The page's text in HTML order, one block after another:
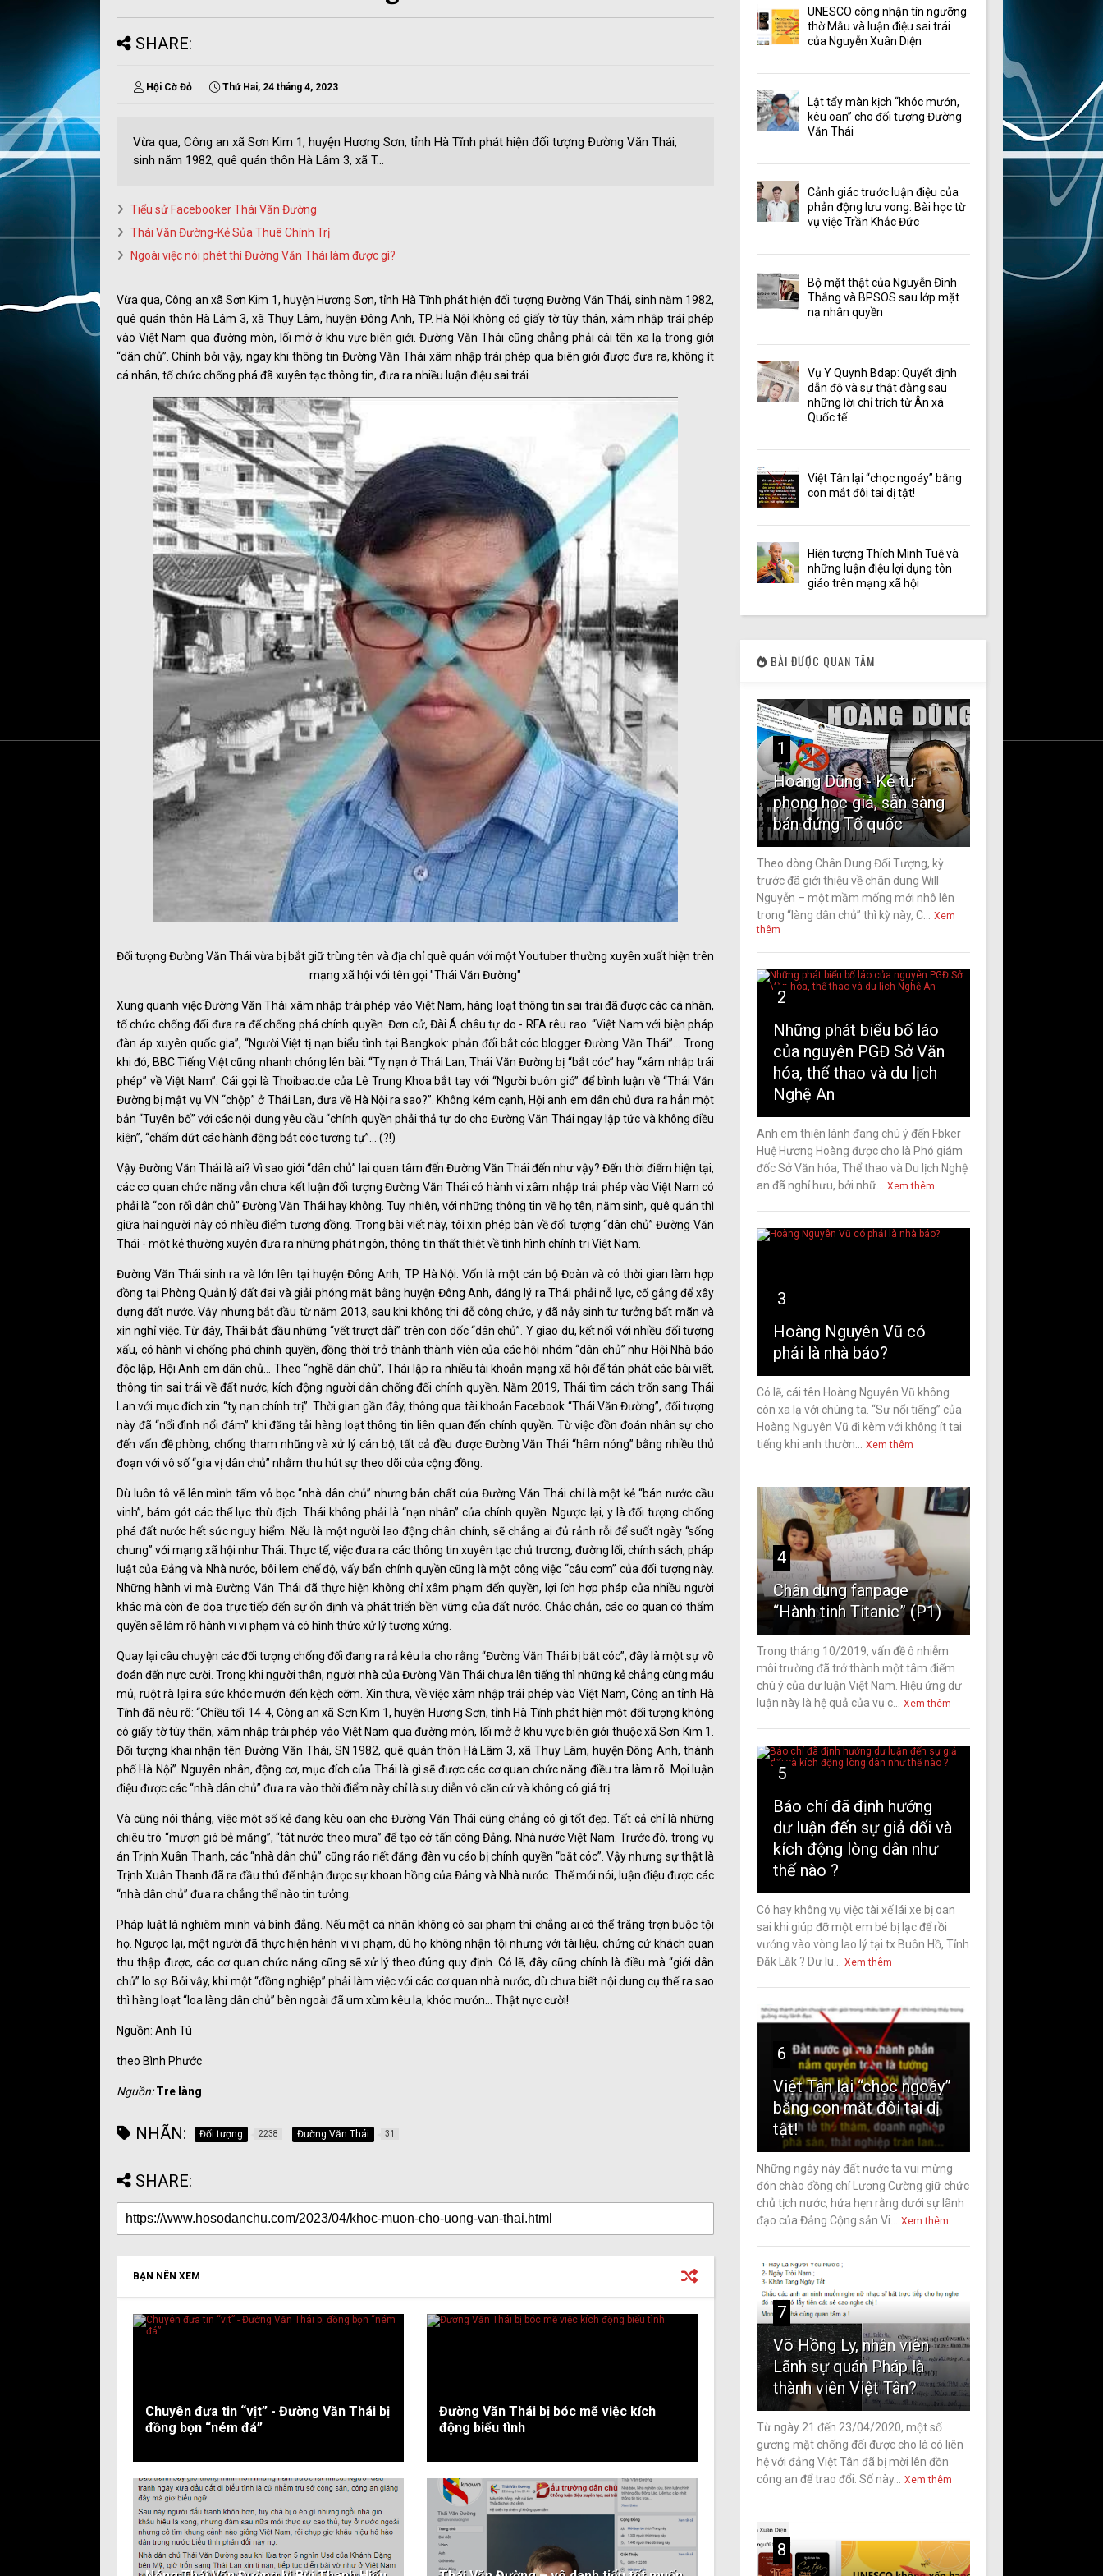
SHARE:
Hội Cờ Đỏ Thứ Hai, 24 tháng 4, 2023
Vừa qua, Công an xã Sơn Kim 1, huyện Hương Sơn, tỉnh Hà Tĩnh phát hiện đối tượng Đường Văn Thái,
sinh năm 1982, quê quán thôn Hà Lâm 3, xã T...
Tiểu sử Facebooker Thái Văn Đường
Thái Văn Đường-Kẻ Sủa Thuê Chính Trị
Ngoài việc nói phét thì Đường Văn Thái làm được gì?
Vừa qua, Công an xã Sơn Kim 1, huyện Hương Sơn, tỉnh Hà Tĩnh phát hiện đối tượng Đường Văn Thái, sinh năm 1982,
quê quán thôn Hà Lâm 3, xã Thụy Lâm, huyện Đông Anh, TP. Hà Nội không có giấy tờ tùy thân, xâm nhập trái phép
vào Việt Nam qua đường mòn, lối mở ở khu vực biên giới. Đường Văn Thái cũng chẳng phải cái tên xa lạ trong giới
“dân chủ”. Chính bởi vậy, ngay khi thông tin Đường Văn Thái xâm nhập trái phép qua biên giới được đưa ra, không ít
cá nhân, tổ chức chống phá đã xuyên tạc thông tin, đưa ra nhiều luận điệu sai trái.
Đối tượng Đường Văn Thái vừa bị bắt giữ trùng tên và địa chỉ quê quán với một Youtuber thường xuyên xuất hiện trên
mạng xã hội với tên gọi "Thái Văn Đường"
Xung quanh việc Đường Văn Thái xâm nhập trái phép vào Việt Nam, hàng loạt thông tin sai trái đã được các cá nhân,
tổ chức chống đối đưa ra để chống phá chính quyền. Đơn cử, Đài Á châu tự do - RFA rêu rao: “Việt Nam với biện pháp
đàn áp xuyên quốc gia”, “Người Việt tị nạn biểu tình tại Bangkok: phản đối bắt cóc blogger Đường Văn Thái”… Trong
khi đó, BBC Tiếng Việt cũng nhanh chóng lên bài: “Tỵ nạn ở Thái Lan, Thái Văn Đường bị “bắt cóc” hay “xâm nhập trái
phép” về Việt Nam”. Cái gọi là Thoibao.de của Lê Trung Khoa bắt tay với “Người buôn gió” để bình luận về “Thái Văn
Đường bị mật vụ VN “chộp” ở Thái Lan, đưa về Hà Nội ra sao?”. Không kém cạnh, Hội anh em dân chủ đưa ra hẳn một
bản “Tuyên bố” với các nội dung yêu cầu “chính quyền phải thả tự do cho Đường Văn Thái ngay lập tức và không điều
kiện”, “chấm dứt các hành động bắt cóc tương tự”… (?!)
Vậy Đường Văn Thái là ai? Vì sao giới “dân chủ” lại quan tâm đến Đường Văn Thái đến như vậy? Đến thời điểm hiện tại,
các cơ quan chức năng vẫn chưa kết luận đối tượng Đường Văn Thái có hành vi xâm nhập trái phép vào Việt Nam có
phải là “con rối dân chủ” Đường Văn Thái hay không. Tuy nhiên, với những thông tin về họ tên, năm sinh, quê quán thì
giữa hai người này có nhiều điểm tương đồng. Trong bài viết này, tôi xin phép bàn về đối tượng “dân chủ” Đường Văn
Thái - một kẻ thường xuyên đưa ra những phát ngôn, thông tin thất thiệt về tình hình chính trị Việt Nam.
Đường Văn Thái sinh ra và lớn lên tại huyện Đông Anh, TP. Hà Nội. Vốn là một cán bộ Đoàn và có thời gian làm hợp
đồng tại Phòng Quản lý đất đai và giải phóng mặt bằng huyện Đông Anh, đáng lý ra Thái phải nỗ lực, cố gắng để xây
dựng đất nước. Vậy nhưng bắt đầu từ năm 2013, sau khi không thi đỗ công chức, y đã nảy sinh tư tưởng bất mãn và
xin nghỉ việc. Từ đây, Thái bắt đầu những “vết trượt dài” trên con dốc “dân chủ”. Y giao du, kết nối với nhiều đối tượng
xấu, có hành vi chống phá chính quyền, đồng thời trở thành thành viên của các hội nhóm “dân chủ” như Hội Nhà báo
độc lập, Hội Anh em dân chủ… Theo “nghề dân chủ”, Thái lập ra nhiều tài khoản mạng xã hội để tán phát các bài viết,
thông tin sai trái về đất nước, kích động người dân chống đối chính quyền. Năm 2019, Thái tìm cách trốn sang Thái
Lan với mục đích xin “tỵ nạn chính trị”. Thời gian gần đây, thông qua tài khoản Facebook “Thái Văn Đường”, đối tượng
này đã “nổi đình nổi đám” khi đăng tải hàng loạt thông tin liên quan đến chính quyền. Từ việc đồn đoán nhân sự cho
đến vấn đề phòng, chống tham nhũng và xử lý cán bộ, tất cả đều được Đường Văn Thái “hâm nóng” bằng nhiều thủ
đoạn với vô số “gia vị dân chủ” nhằm thu hút sự theo dõi của cộng đồng.
Dù luôn tô vẽ lên mình tấm vỏ bọc “nhà dân chủ” nhưng bản chất của Đường Văn Thái chỉ là một kẻ “bán nước cầu
vinh”, bám gót các thế lực thù địch. Thái không phải là “nạn nhân” của chính quyền. Ngược lại, y là đối tượng chống
phá đất nước hết sức nguy hiểm. Nếu là một người lao động chân chính, sẽ chẳng ai đủ rảnh rỗi để suốt ngày “sống
chung” với mạng xã hội như Thái. Thực tế, việc đưa ra các thông tin xuyên tạc chủ trương, đường lối, chính sách, pháp
luật của Đảng và Nhà nước, bôi lem chế độ, vấy bẩn chính quyền cũng là một công việc “câu cơm” của đối tượng này.
Những hành vi mà Đường Văn Thái đã thực hiện không chỉ xâm phạm đến quyền, lợi ích hợp pháp của nhiều người
khác mà còn đe dọa trực tiếp đến sự ổn định và phát triển bền vững của đất nước. Chắc chắn, các cơ quan có thẩm
quyền sẽ làm rõ hành vi vi phạm và có hình thức xử lý tương xứng.
Quay lại câu chuyện các đối tượng chống đối đang ra rả kêu la cho rằng “Đường Văn Thái bị bắt cóc”, đây là một sự võ
đoán đến nực cười. Trong khi người thân, người nhà của Đường Văn Thái chưa lên tiếng thì những kẻ chẳng cùng máu
mủ, ruột rà lại ra sức khóc mướn đến kệch cỡm. Xin thưa, về việc xâm nhập trái phép vào Việt Nam, Công an tỉnh Hà
Tĩnh đã nêu rõ: “Chiều tối 14-4, Công an xã Sơn Kim 1, huyện Hương Sơn, tỉnh Hà Tĩnh phát hiện một đối tượng không
có giấy tờ tùy thân, xâm nhập trái phép vào Việt Nam qua đường mòn, lối mở ở khu vực biên giới thuộc xã Sơn Kim 1.
Đối tượng khai nhận tên Đường Văn Thái, SN 1982, quê quán thôn Hà Lâm 3, xã Thụy Lâm, huyện Đông Anh, thành
phố Hà Nội”. Nguyên nhân, động cơ, mục đích của Thái là gì sẽ được các cơ quan chức năng điều tra làm rõ. Mọi luận
điệu được các “nhà dân chủ” đưa ra vào thời điểm này chỉ là suy diễn vô căn cứ và không có giá trị.
Và cũng nói thẳng, việc một số kẻ đang kêu oan cho Đường Văn Thái cũng chẳng có gì tốt đẹp. Tất cả chỉ là những
chiêu trò “mượn gió bẻ măng”, “tát nước theo mưa” để tạo cớ tấn công Đảng, Nhà nước Việt Nam. Trước đó, trong vụ
án Trịnh Xuân Thanh, các “nhà dân chủ” cũng ráo riết đăng đàn vu cáo bị chính quyền “bắt cóc”. Vậy nhưng sự thật là
Trịnh Xuân Thanh đã ra đầu thú để nhận được sự khoan hồng của Đảng và Nhà nước. Thế mới nói, luận điệu được các
“nhà dân chủ” đưa ra chẳng thể nào tin tưởng.
Pháp luật là nghiêm minh và bình đẳng. Nếu một cá nhân không có sai phạm thì chẳng ai có thể trắng trợn buộc tội
họ. Ngược lại, một người đã thực hiện hành vi vi phạm, dù họ không nhận tội nhưng với tài liệu, chứng cứ khách quan
thu thập được, các cơ quan chức năng cũng sẽ xử lý theo đúng quy định. Có lẽ, đây cũng chính là điều mà “giới dân
chủ” lo sợ. Bởi vậy, khi một “đồng nghiệp” phải làm việc với các cơ quan nhà nước, dù chưa biết nội dung cụ thể ra sao
thì hàng loạt “loa làng dân chủ” bên ngoài đã um xùm kêu la, khóc mướn… Thật nực cười!
Nguồn: Anh Tú
theo Bình Phước
Nguồn: Tre làng
NHÃN: Đối tượng 2238 Đường Văn Thái 31
SHARE:
BẠN NÊN XEM
Chuyên đưa tin “vịt” - Đường Văn Thái bị
đồng bọn “ném đá”
Đường Văn Thái bị bóc mẽ việc kích
động biểu tình
UNESCO công nhận tín ngưỡng
thờ Mẫu và luận điệu sai trái
của Nguyễn Xuân Diện
Lật tẩy màn kịch “khóc mướn,
kêu oan” cho đối tượng Đường
Văn Thái
Cảnh giác trước luận điệu của
phản động lưu vong: Bài học từ
vụ việc Trần Khắc Đức
Bộ mặt thật của Nguyễn Đình
Thắng và BPSOS sau lớp mặt
nạ nhân quyền
Vụ Y Quynh Bdap: Quyết định
dẫn độ và sự thật đằng sau
những lời chỉ trích từ Ân xá
Quốc tế
Việt Tân lại “chọc ngoáy” bằng
con mắt đôi tai dị tật!
Hiện tượng Thích Minh Tuệ và
những luận điệu lợi dụng tôn
giáo trên mạng xã hội
BÀI ĐƯỢC QUAN TÂM
1
Hoàng Dũng - Kẻ tự
phong học giả, sẵn sàng
bán đứng Tổ quốc
Theo dòng Chân Dung Đối Tượng, kỳ
trước đã giới thiệu về chân dung Will
Nguyễn – một mầm mống mới nhô lên
trong “làng dân chủ” thì kỳ này, C...
Xem
thêm
2
Những phát biểu bố láo
của nguyên PGĐ Sở Văn
hóa, thể thao và du lịch
Nghệ An
Anh em thiện lành đang chú ý đến Fbker
Huệ Hương Hoàng được cho là Phó giám
đốc Sở Văn hóa, Thể thao và Du lịch Nghệ
an đã nghỉ hưu, bởi nhữ...
Xem thêm
3
Hoàng Nguyên Vũ có
phải là nhà báo?
Có lẽ, cái tên Hoàng Nguyên Vũ không
còn xa lạ với chúng ta. “Sự nổi tiếng” của
Hoàng Nguyên Vũ đi kèm với không ít tai
tiếng khi anh thườn...
Xem thêm
4
Chân dung fanpage
“Hành tinh Titanic” (P1)
Trong tháng 10/2019, vấn đề ô nhiễm
môi trường đã trở thành một tâm điểm
chú ý của dư luận Việt Nam. Hiệu ứng dư
luận này là hệ quả của vụ c...
Xem thêm
5
Báo chí đã định hướng
dư luận đến sự giả dối và
kích động lòng dân như
thế nào ?
Có hay không vụ việc tài xế lái xe bị oan
sai khi giúp đỡ một em bé bị lạc để rồi
vướng vào vòng lao lý tại tx Buôn Hồ, Tỉnh
Đăk Lăk ? Dư lu...
Xem thêm
6
Việt Tân lại “chọc ngoáy”
bằng con mắt đôi tai dị
tật!
Những ngày này đất nước ta vui mừng
đón chào đồng chí Lương Cường giữ chức
chủ tịch nước, hứa hẹn rằng dưới sự lãnh
đạo của Đảng Cộng sản Vi...
Xem thêm
7
Võ Hồng Ly, nhân viên
Lãnh sự quán Pháp là
thành viên Việt Tân?
Từ ngày 21 đến 23/04/2020, một số
gương mặt chống đối được cho là có liên
hệ với đảng Việt Tân đã bị mời lên đồn
công an để trao đổi. Số này...
Xem thêm
8